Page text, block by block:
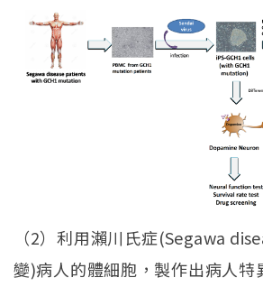
（2）利用瀨川氏症(Segawa
變)病人的體細胞，製作出病人特